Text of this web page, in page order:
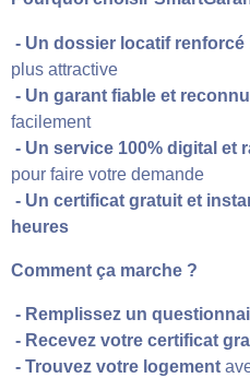
- Un dossier locatif renforcé
plus attractive
- Un garant fiable et reconnu
facilement
- Un service 100% digital et
pour faire votre demande
- Un certificat gratuit et
heures
Comment ça marche ?
- Remplissez un
- Recevez votre certificat
- Trouvez votre logement